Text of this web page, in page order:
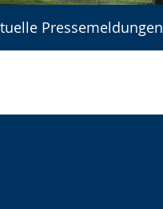
Pressemeldungen